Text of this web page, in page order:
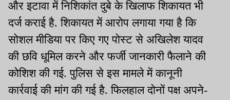
और इटावा में निशिकांत दुबे के खिलाफ शिकायत भी
दर्ज कराई है. शिकायत में आरोप लगाया गया है कि
सोशल मीडिया पर किए गए पोस्ट से अखिलेश यादव
की छवि धूमिल करने और फर्जी जानकारी फैलाने की
कोशिश की गई. पुलिस से इस मामले में कानूनी
कार्रवाई की मांग की गई है. फिलहाल दोनों पक्ष अपने-